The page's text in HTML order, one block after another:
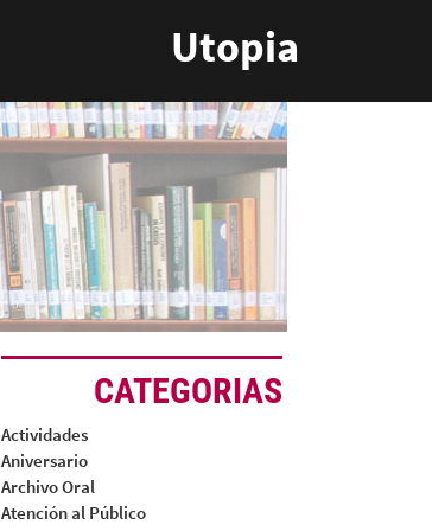
Utopia
CATEGORIAS
Actividades
Aniversario
Archivo Oral
Atención al Público